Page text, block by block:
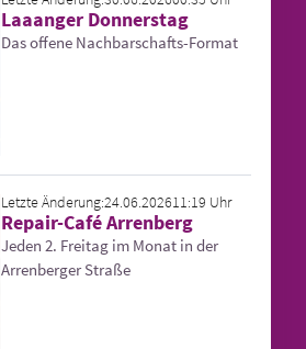
Laaanger Donnerstag
Das offene Nachbarschafts-Format
Letzte Änderung:24.06.202611:19 Uhr
Repair-Café Arrenberg
Jeden 2. Freitag im Monat in der
Arrenberger Straße